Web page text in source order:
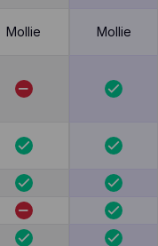
Mollie Mollie